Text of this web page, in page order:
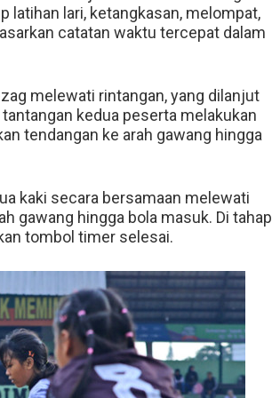
latihan lari, ketangkasan, melompat,
catatan waktu tercepat dalam
melewati rintangan, yang dilanjut
kedua peserta melakukan
tendangan ke arah gawang hingga
kaki secara bersamaan melewati
gawang hingga bola masuk. Di tahap
tombol timer selesai.